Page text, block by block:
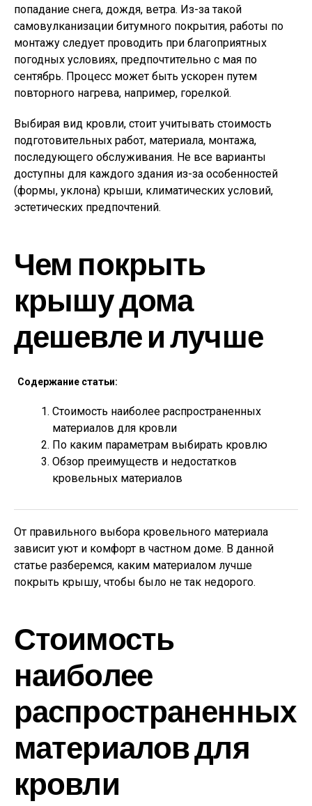
попадание снега, дождя, ветра. Из-за такой
самовулканизации битумного покрытия, работы по
монтажу следует проводить при благоприятных
погодных условиях, предпочтительно с мая по
сентябрь. Процесс может быть ускорен путем
повторного нагрева, например, горелкой.
Выбирая вид кровли, стоит учитывать стоимость
подготовительных работ, материала, монтажа,
последующего обслуживания. Не все варианты
доступны для каждого здания из-за особенностей
(формы, уклона) крыши, климатических условий,
эстетических предпочтений.
Чем покрыть
крышу дома
дешевле и лучше
Содержание статьи:
Стоимость наиболее распространенных
материалов для кровли
По каким параметрам выбирать кровлю
Обзор преимуществ и недостатков
кровельных материалов
От правильного выбора кровельного материала
зависит уют и комфорт в частном доме. В данной
статье разберемся, каким материалом лучше
покрыть крышу, чтобы было не так недорого.
Стоимость
наиболее
распространенных
материалов для
кровли